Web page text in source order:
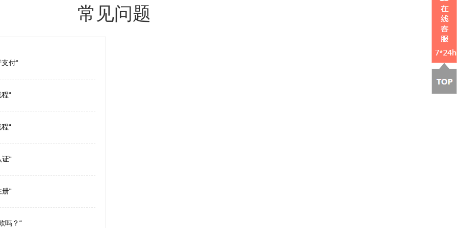
常见问题
付“
“
“
“
“
吗？“